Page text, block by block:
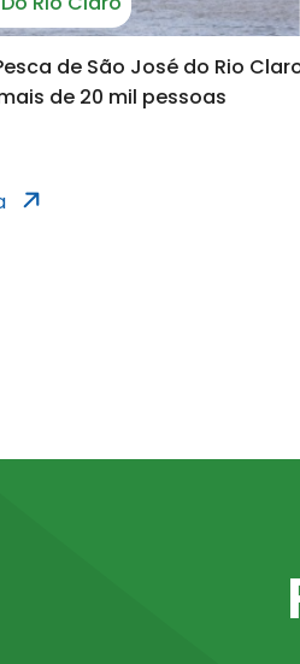
de São José do Rio
de 20 mil pessoas
notícias dos